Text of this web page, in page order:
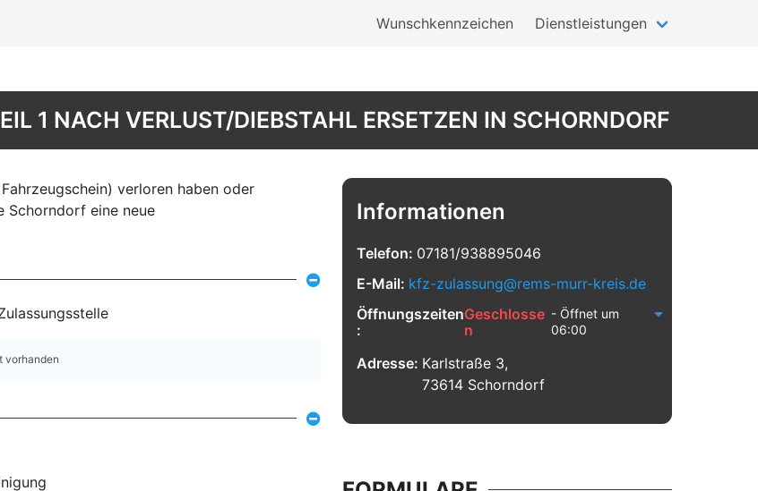
Wunschkennzeichen Dienstleistungen
1 NACH VERLUST/DIEBSTAHL ERSETZEN IN SCHORNDORF
verloren haben oder
Schorndorf eine neue
vorhanden
Informationen
Telefon: 07181/938895046
E-Mail: kfz-zulassung@rems-murr-kreis.de
Öffnungszeiten
:
Geschlosse
n
- Öffnet um
06:00
Adresse: Karlstraße 3,
73614 Schorndorf